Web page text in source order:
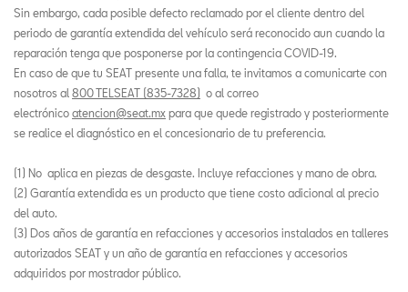
Sin embargo, cada posible defecto reclamado por el cliente dentro del
periodo de garantía extendida del vehículo será reconocido aun cuando la
reparación tenga que posponerse por la contingencia COVID-19.
En caso de que tu SEAT presente una falla, te invitamos a comunicarte con
nosotros al 800 TELSEAT (835-7328) o al correo
electrónico atencion@seat.mx para que quede registrado y posteriormente
se realice el diagnóstico en el concesionario de tu preferencia.
(1) No aplica en piezas de desgaste. Incluye refacciones y mano de obra.
(2) Garantía extendida es un producto que tiene costo adicional al precio
del auto.
(3) Dos años de garantía en refacciones y accesorios instalados en talleres
autorizados SEAT y un año de garantía en refacciones y accesorios
adquiridos por mostrador público.